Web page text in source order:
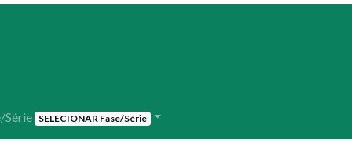
Série SELECIONAR Fase/Série